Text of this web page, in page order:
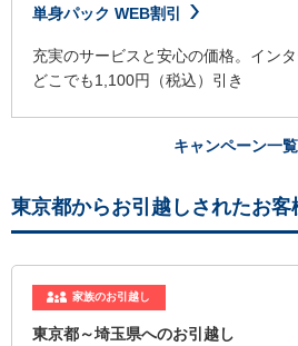
単身パック WEB割引
充実のサービスと安心の価格。イン
どこでも1,100円（税込）引き
キャンペーン一
東京都からお引越しされたお客
家族のお引越し
東京都～埼玉県へのお引越し